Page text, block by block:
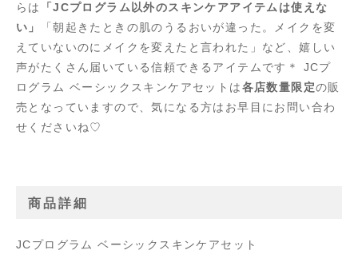
らは
「JCプログラム以外のスキンケアアイテムは使えな
い」
「朝起きたときの肌のうるおいが違った。メイクを変
えていないのにメイクを変えたと言われた」など、嬉しい
声がたくさん届いている信頼できるアイテムです＊ JCプ
ログラム ベーシックスキンケアセットは各店数量限定の販
売となっていますので、気になる方はお早目にお問い合わ
せくださいね♡
商品詳細
JCプログラム ベーシックスキンケアセット